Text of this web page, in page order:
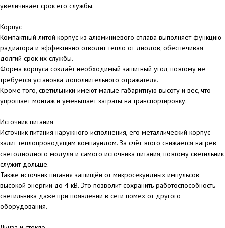
увеличивает срок его службы.
Корпус
Компактный литой корпус из алюминиевого сплава выполняет функцию
радиатора и эффективно отводит тепло от диодов, обеспечивая
долгий срок их службы.
Форма корпуса создаёт необходимый защитный угол, поэтому не
требуется установка дополнительного отражателя.
Кроме того, светильники имеют малые габаритную высоту и вес, что
упрощает монтаж и уменьшает затраты на транспортировку.
Источник питания
Источник питания наружного исполнения, его металлический корпус
залит теплопроводящим компаундом. За счёт этого снижается нагрев
светодиодного модуля и самого источника питания, поэтому светильник
служит дольше.
Также источник питания защищён от микросекундных импульсов
высокой энергии до 4 кВ. Это позволит сохранить работоспособность
светильника даже при появлении в сети помех от другого
оборудования.